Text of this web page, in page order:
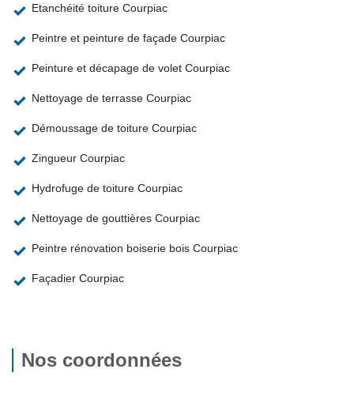
Etanchéité toiture Courpiac
Peintre et peinture de façade Courpiac
Peinture et décapage de volet Courpiac
Nettoyage de terrasse Courpiac
Démoussage de toiture Courpiac
Zingueur Courpiac
Hydrofuge de toiture Courpiac
Nettoyage de gouttières Courpiac
Peintre rénovation boiserie bois Courpiac
Façadier Courpiac
Nos coordonnées